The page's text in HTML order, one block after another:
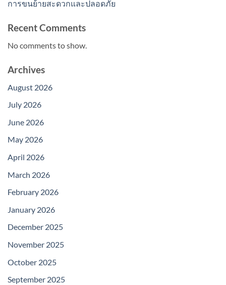
การขนย้ายสะดวกและปลอดภัย
Recent Comments
No comments to show.
Archives
August 2026
July 2026
June 2026
May 2026
April 2026
March 2026
February 2026
January 2026
December 2025
November 2025
October 2025
September 2025